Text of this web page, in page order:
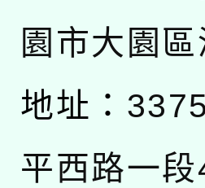
園市大園
地址：
平西路一